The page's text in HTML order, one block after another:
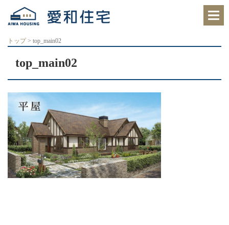
知
県
尾
市
会
社
で、
ク
レ
リ
ー
トップ> top_main02
top_main02